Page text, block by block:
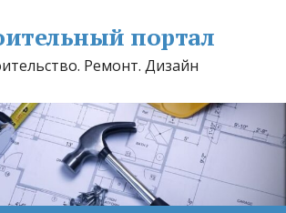
портал
Ремонт. Дизайн